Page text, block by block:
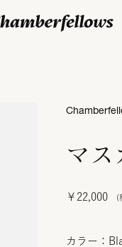
マス
￥22,000
カラー：